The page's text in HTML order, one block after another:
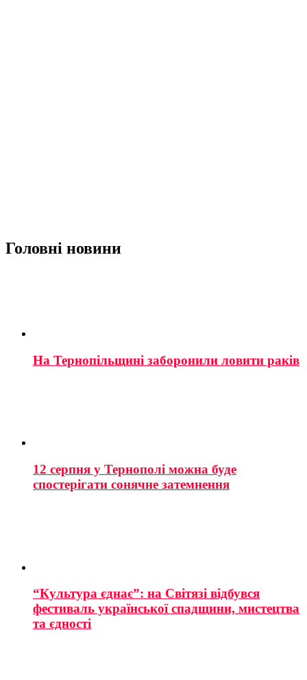
Головні новини
На Тернопільщині заборонили ловити раків
12 серпня у Тернополі можна буде
спостерігати сонячне затемнення
“Культура єднає”: на Світязі відбувся
фестиваль української спадщини, мистецтва
та єдності